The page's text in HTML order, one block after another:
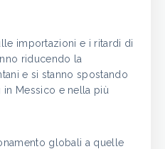
importazioni e i ritardi di
riducendo la
e si stanno spostando
in Messico e nella più
globali a quelle